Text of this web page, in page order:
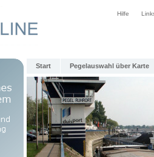
Hilfe
Start Pegelauswahl über Karte